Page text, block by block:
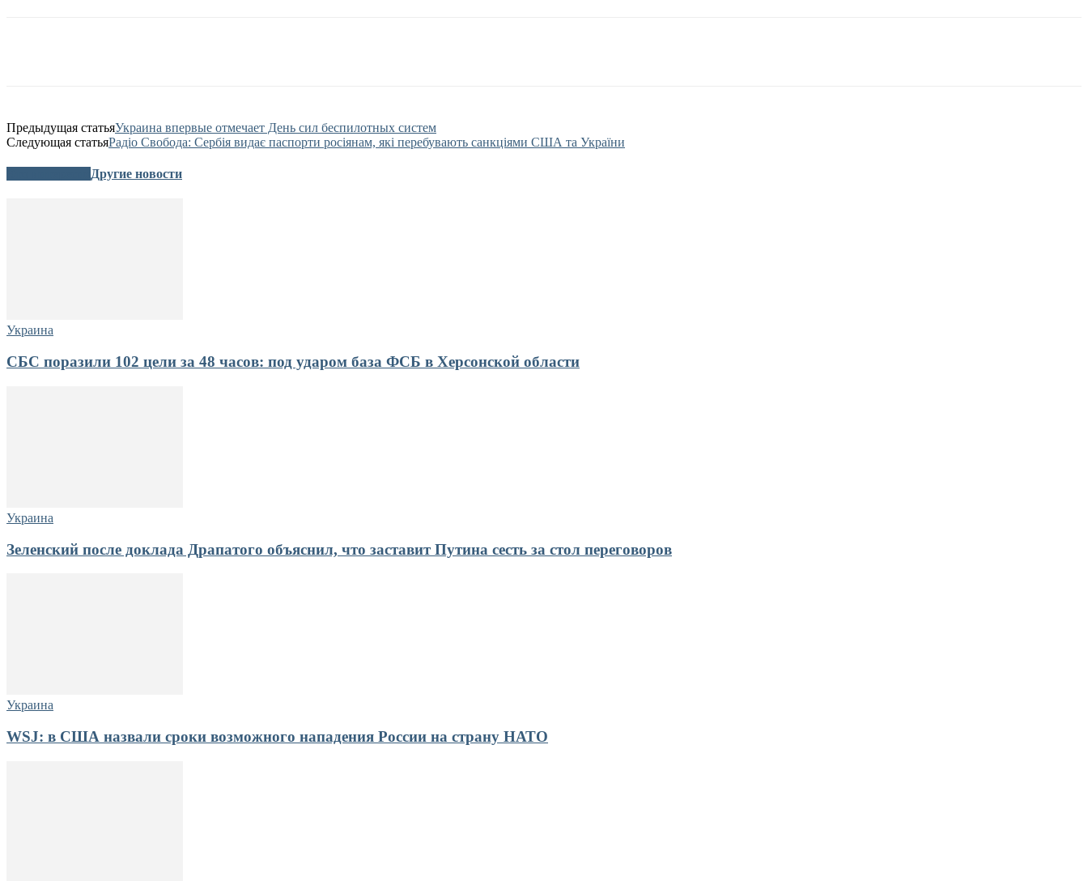
Предыдущая статьяУкраина впервые отмечает День сил беспилотных систем
Следующая статьяРадіо Свобода: Сербія видає паспорти росіянам, які перебувають санкціями США та України
Другие новости
Украина
СБС поразили 102 цели за 48 часов: под ударом база ФСБ в Херсонской области
Украина
Зеленский после доклада Драпатого объяснил, что заставит Путина сесть за стол переговоров
Украина
WSJ: в США назвали сроки возможного нападения России на страну НАТО